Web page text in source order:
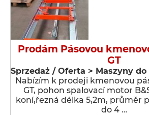
Prodám Pásovou
GT
Sprzedaż / Oferta > Maszyny
Nabízím k prodeji kmenovou
GT, pohon spalovací motor
koní,řezná délka 5,2m, průměr
do 4 …